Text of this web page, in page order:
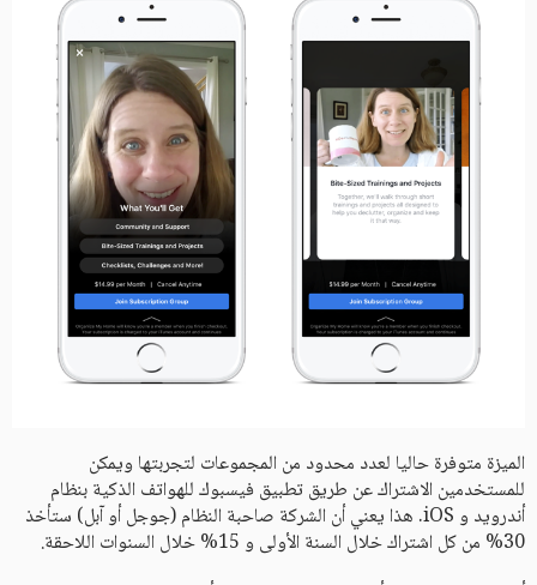
الميزة متوفرة حاليا لعدد محدود من المجموعات لتجربتها ويمكن
للمستخدمين الاشتراك عن طريق تطبيق فيسبوك للهواتف الذكية بنظام
أندرويد و iOS. هذا يعني أن الشركة صاحبة النظام (جوجل أو آبل) ستأخذ
30% من كل اشتراك خلال السنة الأولى و 15% خلال السنوات اللاحقة.